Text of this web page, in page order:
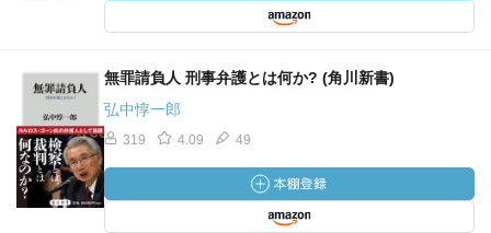
無罪請負人 刑事弁護とは何か? (角川新書)
弘中惇一郎
319 4.09 49